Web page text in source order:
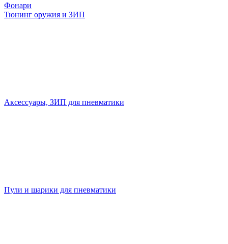
Фонари
Тюнинг оружия и ЗИП
Аксессуары, ЗИП для пневматики
Пули и шарики для пневматики